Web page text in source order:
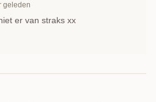
geleden
er van straks xx